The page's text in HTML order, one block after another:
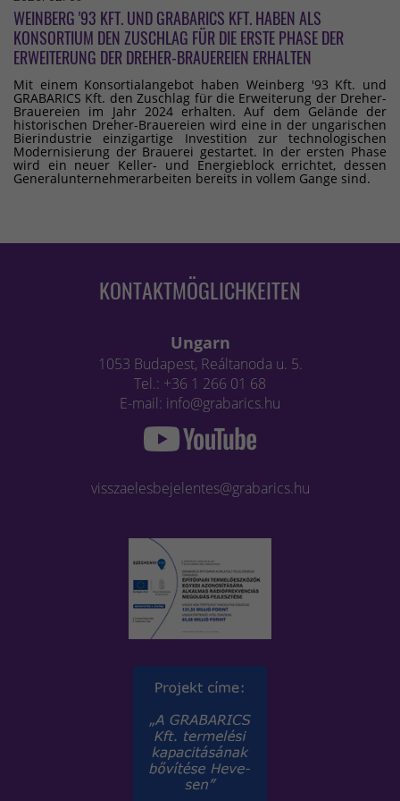
WEINBERG '93 KFT. UND GRABARICS KFT. HABEN ALS
KONSORTIUM DEN ZUSCHLAG FÜR DIE ERSTE PHASE DER
ERWEITERUNG DER DREHER-BRAUEREIEN ERHALTEN
Mit einem Konsortialangebot haben Weinberg '93 Kft. und
GRABARICS Kft. den Zuschlag für die Erweiterung der Dreher-
Brauereien im Jahr 2024 erhalten. Auf dem Gelände der
historischen Dreher-Brauereien wird eine in der ungarischen
Bierindustrie einzigartige Investition zur technologischen
Modernisierung der Brauerei gestartet. In der ersten Phase
wird ein neuer Keller- und Energieblock errichtet, dessen
Generalunternehmerarbeiten bereits in vollem Gange sind.
KONTAKTMÖGLICHKEITEN
Ungarn
1053 Budapest, Reáltanoda u. 5.
Tel.: +36 1 266 01 68
E-mail: info@grabarics.hu
visszaelesbejelentes@grabarics.hu